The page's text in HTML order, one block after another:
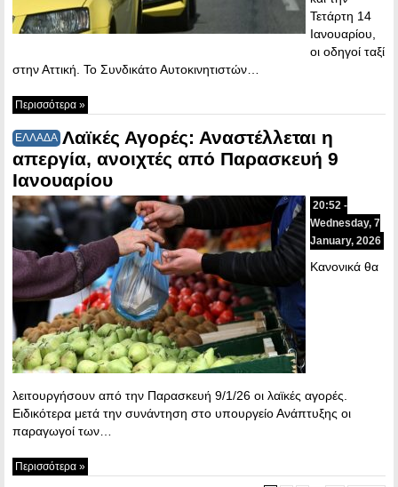
Τετάρτη 14
Ιανουαρίου,
οι οδηγοί ταξί
στην Αττική. Το Συνδικάτο Αυτοκινητιστών…
Περισσότερα »
ΕΛΛΑΔΑ Λαϊκές Αγορές: Αναστέλλεται η
απεργία, ανοιχτές από Παρασκευή 9
Ιανουαρίου
20:52 -
Wednesday, 7
January, 2026
Κανονικά θα
λειτουργήσουν από την Παρασκευή 9/1/26 οι λαϊκές αγορές.
Ειδικότερα μετά την συνάντηση στο υπουργείο Ανάπτυξης οι
παραγωγοί των…
Περισσότερα »